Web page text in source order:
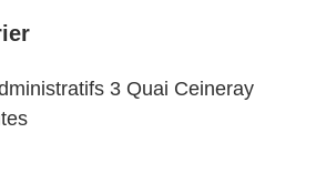
3 Quai Ceineray